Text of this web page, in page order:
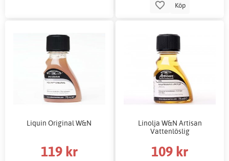
Köp
Liquin Original W&N
119 kr
Linolja W&N Artisan
Vattenlöslig
109 kr